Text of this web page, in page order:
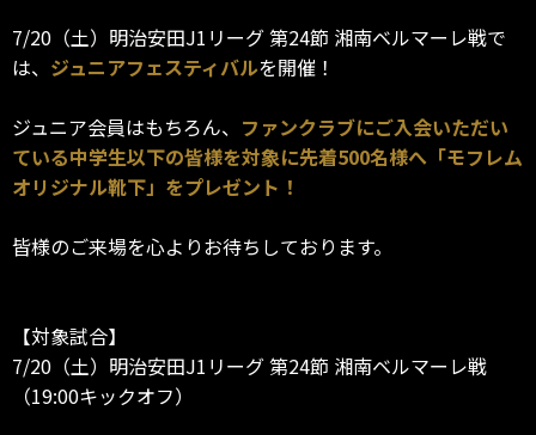
7/20（土）明治安田J1リーグ 第24節 湘南ベルマーレ戦で
は、 ジュニアフェスティバルを開催！
ジュニア会員はもちろん、 ファンクラブにご入会いただい
ている中学生以下の皆様を対象に先着500名様へ「モフレム
オリジナル靴下」をプレゼント！
皆様のご来場を心よりお待ちしております。
【対象試合】
7/20（土）明治安田J1リーグ 第24節 湘南ベルマーレ戦
（19:00キックオフ）